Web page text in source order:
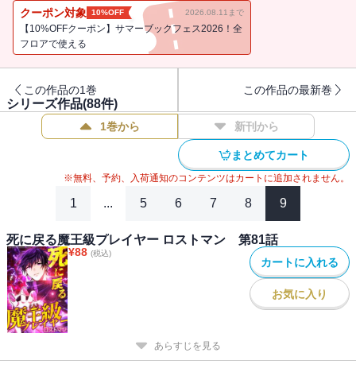
に潜ることすらできない。
ある日、ダンジョンから魔物が溢れ出る「ダンジョンブレイク」が
発生し、重傷の少女を救う。彼女の正体は魔王ルルハートで、彼に
――23年前に戻った縁は【死に戻り】の能力を駆使して、世界を救
う戦いに挑む！
クーポン対象 10%OFF 2026.08.11まで
【10%OFFクーポン】サマーブックフェス2026！全
フロアで使える
この作品の1巻 この作品の最新巻
シリーズ作品(88件)
1巻から 新刊から
まとめてカート
※無料、予約、入荷通知のコンテンツはカートに追加されません。
1 ... 5 6 7 8 9
死に戻る魔王級プレイヤー ロストマン 第81話
¥88 (税込)
カートに入れる
お気に入り
あらすじを見る